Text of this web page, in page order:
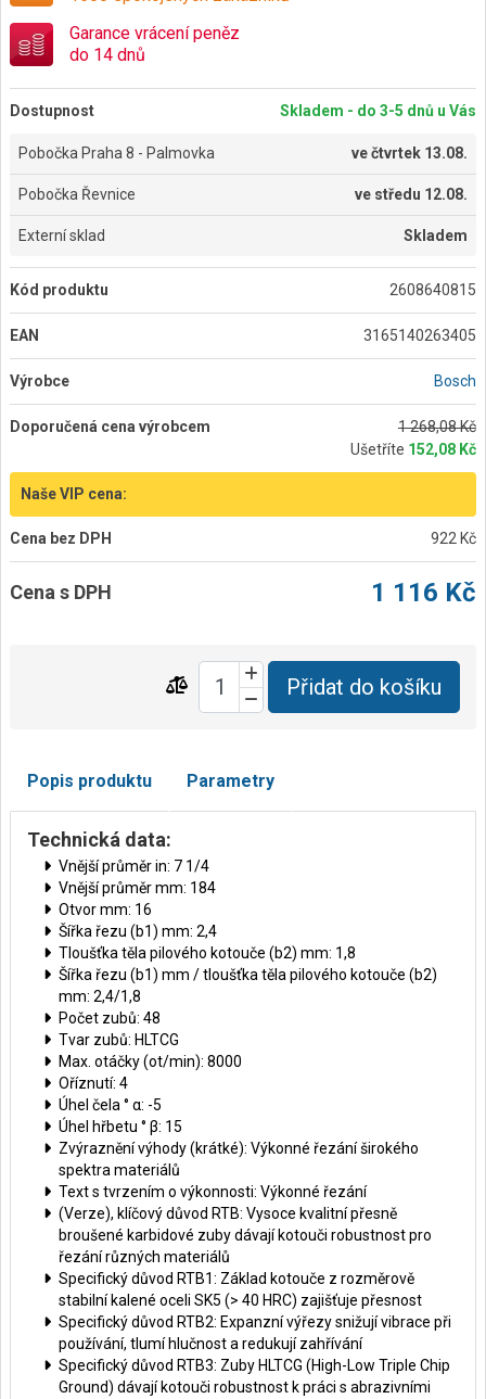
Garance vrácení peněz
do 14 dnů
Dostupnost Skladem - do 3-5 dnů u Vás
Pobočka Praha 8 - Palmovka večtvrtek 13.08.
Pobočka Řevnice ve středu 12.08.
Externí sklad Skladem
Kód produktu 2608640815
EAN 3165140263405
Výrobce Bosch
Doporučená cena výrobcem
1 268,08 Kč
Ušetříte 152,08 Kč
Naše VIP cena:
Cena bez DPH 922 Kč
Cena s DPH 1 116 Kč
Přidat do košíku
Popis produktu Parametry
Technická data:
Vnější průměr in: 7 1/4
Vnější průměr mm: 184
Otvor mm: 16
Šířka řezu (b1) mm: 2,4
Tloušťka těla pilového kotouče (b2) mm: 1,8
Šířka řezu (b1) mm / tloušťka těla pilového kotouče (b2)
mm: 2,4/1,8
Počet zubů: 48
Tvar zubů: HLTCG
Max. otáčky (ot/min): 8000
Oříznutí: 4
Úhel čela ° α: -5
Úhel hřbetu ° β: 15
Zvýraznění výhody (krátké): Výkonné řezání širokého
spektra materiálů
Text s tvrzením o výkonnosti: Výkonné řezání
(Verze), klíčový důvod RTB: Vysoce kvalitní přesně
broušené karbidové zuby dávají kotouči robustnost pro
řezání různých materiálů
Specifický důvod RTB1: Základ kotouče z rozměrově
stabilní kalené oceli SK5 (> 40 HRC) zajišťuje přesnost
Specifický důvod RTB2: Expanzní výřezy snižují vibrace při
používání, tlumí hlučnost a redukují zahřívání
Specifický důvod RTB3: Zuby HLTCG (High-Low Triple Chip
Ground) dávají kotouči robustnost k práci s abrazivními